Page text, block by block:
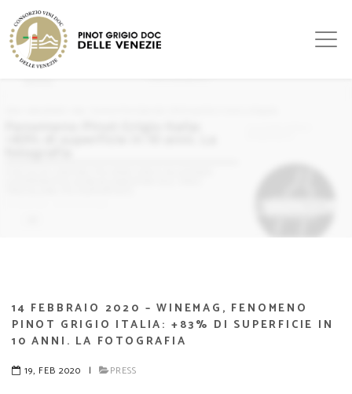
14 FEBBRAIO 2020 – WINEMAG, FENOMENO
PINOT GRIGIO ITALIA: +83% DI SUPERFICIE IN
10 ANNI. LA FOTOGRAFIA
19, FEB 2020 | PRESS